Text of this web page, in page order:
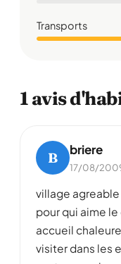
Transports
1 avis
B briere
17/08/
village
pour qui aime
accueil
visiter dans les